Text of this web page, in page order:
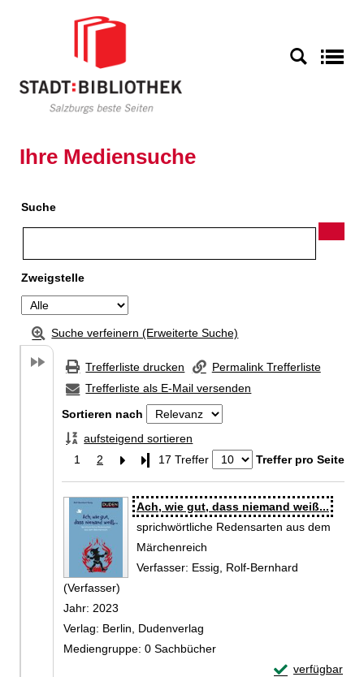
Ihre Mediensuche
Suche
Zweigstelle
Suche verfeinern (Erweiterte Suche)
Trefferliste drucken
Permalink Trefferliste
Trefferliste als E-Mail versenden
Sortieren nach
aufsteigend sortieren
1
2 Letzte Seite
17 Treffer Treffer pro Seite
Suchergebnis
Zu den Suchfiltern springen
Ach, wie gut, dass niemand weiß...
sprichwörtliche Redensarten aus dem
Märchenreich
Verfasser: Essig, Rolf-Bernhard
(Verfasser)
Jahr: 2023
Verlag: Berlin, Dudenverlag
Mediengruppe: 0 Sachbücher
verfügbar
Exemplar-